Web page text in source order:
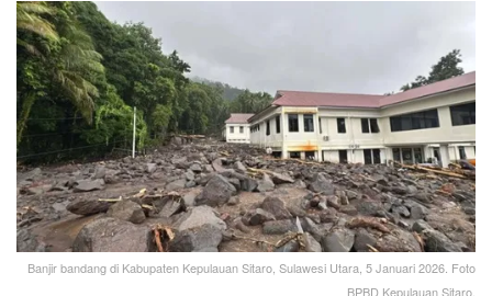
Banjir bandang di Kabupaten Kepulauan Sitaro, Sulawesi Utara, 5 Januari 2026. Foto
BPBD Kepulauan Sitaro.